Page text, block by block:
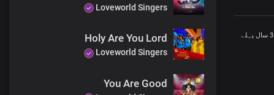
3 سال پہلے
Loveworld Singers
Holy Are You Lord
Loveworld Singers
You Are Good